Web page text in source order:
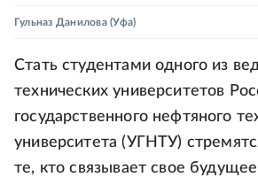
Гульназ Данилова(Уфа)
Стать студентами одного из
технических университетов
государственного нефтяного
университета (УГНТУ)
те, кто связывает свое